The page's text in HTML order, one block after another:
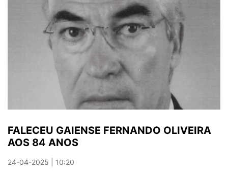
DO
DOURO
ACOLHEU
FESTIVAL
FOLCLORE
FALECEU GAIENSE FERNANDO OLIVEIRA
AOS 84 ANOS
24-04-2025 | 10:20